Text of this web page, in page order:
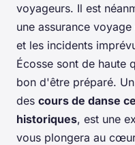
voyageurs. Il est
une assurance
et les incidents
Écosse sont de haute
bon d'être préparé.
des cours de danse
historiques, est une
vous plongera au